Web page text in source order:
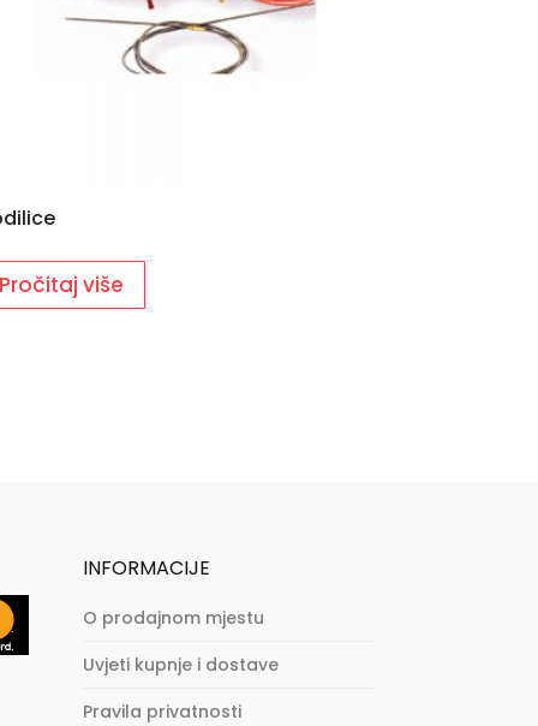
Pročitaj više
INFORMACIJE
O prodajnom mjestu
Uvjeti kupnje i dostave
Pravila privatnosti